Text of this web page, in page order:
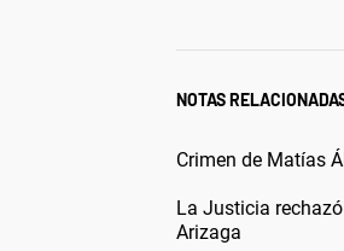
NOTAS
Crimen de Matías
La Justicia
Arizaga